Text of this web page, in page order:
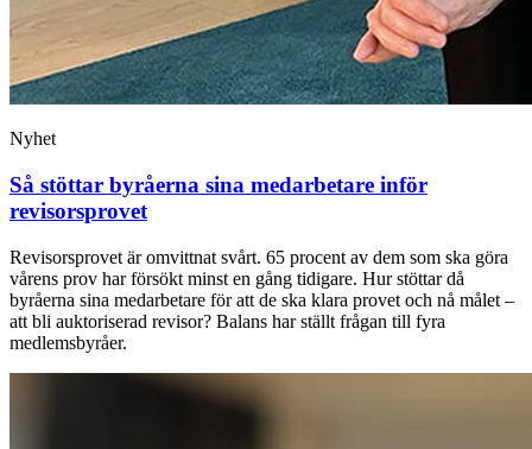
Nyhet
Så stöttar byråerna sina medarbetare inför
revisorsprovet
Revisorsprovet är omvittnat svårt. 65 procent av dem som ska göra
vårens prov har försökt minst en gång tidigare. Hur stöttar då
byråerna sina medarbetare för att de ska klara provet och nå målet –
att bli auktoriserad revisor? Balans har ställt frågan till fyra
medlemsbyråer.